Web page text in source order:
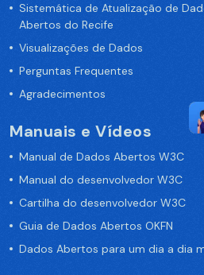
Sistemática de Atualização de
Abertos do Recife
Visualizações de Dados
Perguntas Frequentes
Agradecimentos
Manuais e Vídeos
Manual de Dados Abertos W3C
Manual do desenvolvedor W3C
Cartilha do desenvolvedor W3C
Guia de Dados Abertos OKFN
Dados Abertos para um dia a dia